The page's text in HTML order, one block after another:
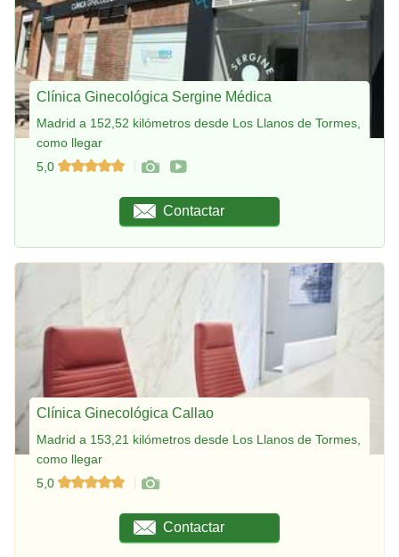
Clínica Ginecológica Sergine Médica
Madrid a 152,52 kilómetros desde Los Llanos de Tormes,
como llegar
5,0
Contactar
Clínica Ginecológica Callao
Madrid a 153,21 kilómetros desde Los Llanos de Tormes,
como llegar
5,0
Contactar